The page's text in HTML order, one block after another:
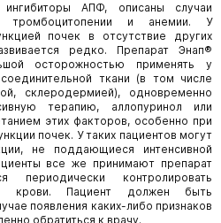
АПФ, описаны случаи
тромбоцитопении и анемии. У
почек в отсутствие других
редко. Препарат Энап®
осторожностью применять у
ткани (в том числе
склеродермией), одновременно
терапию, аллопуринол или
этих факторов, особенно при
почек. У таких пациентов могут
не поддающиеся интенсивной
все же принимают препарат
контролировать
крови. Пациент должен быть
появления каких-либо признаков
обратиться к врачу.